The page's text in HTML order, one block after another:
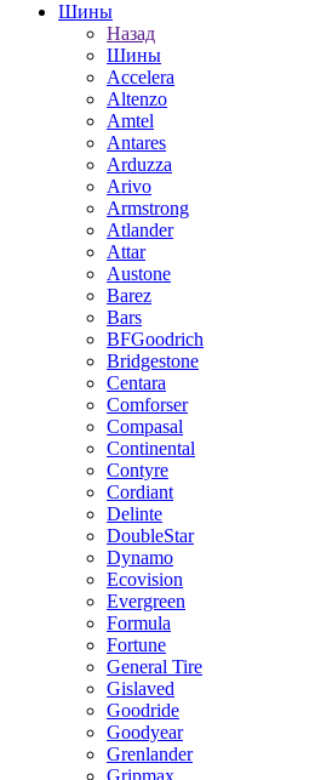
Шины
Назад
Шины
Accelera
Altenzo
Amtel
Antares
Arduzza
Arivo
Armstrong
Atlander
Attar
Austone
Barez
Bars
BFGoodrich
Bridgestone
Centara
Comforser
Compasal
Continental
Contyre
Cordiant
Delinte
DoubleStar
Dynamo
Ecovision
Evergreen
Formula
Fortune
General Tire
Gislaved
Goodride
Goodyear
Grenlander
Gripmax